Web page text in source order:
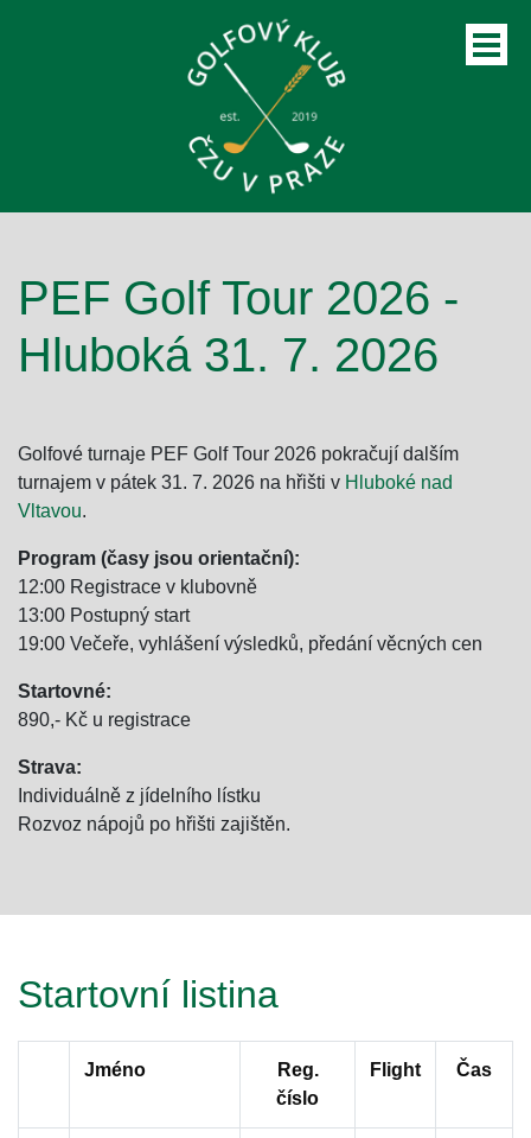
PEF Golf Tour 2026 -
Hluboká 31. 7. 2026
Golfové turnaje PEF Golf Tour 2026 pokračují dalším
turnajem v pátek 31. 7. 2026 na hřišti v Hluboké nad
Vltavou.
Program (časy jsou orientační):
12:00 Registrace v klubovně
13:00 Postupný start
19:00 Večeře, vyhlášení výsledků, předání věcných cen
Startovné:
890,- Kč u registrace
Strava:
Individuálně z jídelního lístku
Rozvoz nápojů po hřišti zajištěn.
Startovní listina
Jméno
Reg.
číslo
Flight Čas